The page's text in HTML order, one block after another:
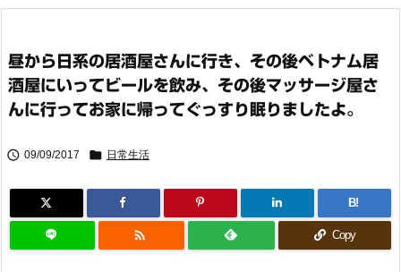
昼から日系の居酒屋さんに行き、その後ベトナム居
酒屋にいってビールを飲み、その後マッサージ屋さ
んに行ってお家に帰ってぐっすり眠りましたよ。
 09/09/2017  日常生活
B!
 Copy